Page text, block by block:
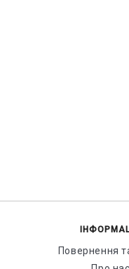
Повернення